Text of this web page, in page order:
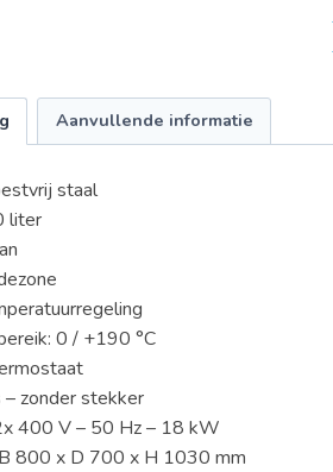
Aanvullende informatie
staal
liter
0 / +190 °C
zonder stekker
400 V – 50 Hz – 18 kW
800 x D 700 x H 1030 mm